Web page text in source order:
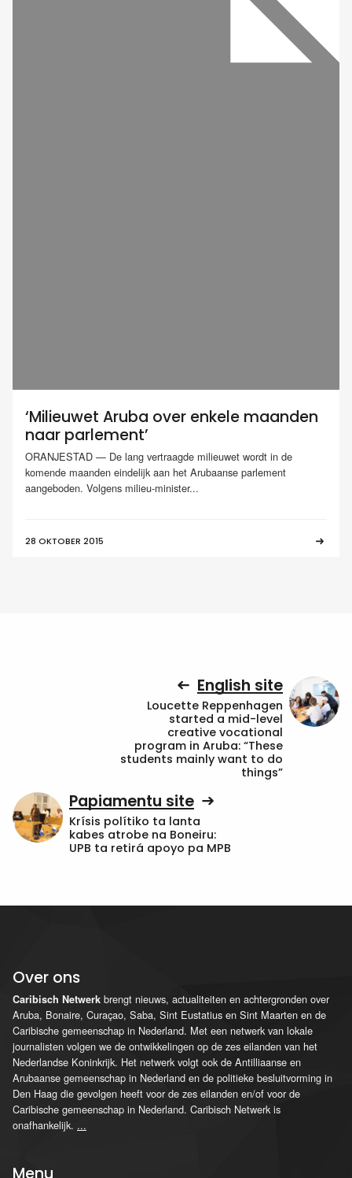
‘Milieuwet Aruba over enkele maanden
naar parlement’
ORANJESTAD — De lang vertraagde milieuwet wordt in de
komende maanden eindelijk aan het Arubaanse parlement
aangeboden. Volgens milieu-minister...
28 OKTOBER 2015
English site
Loucette Reppenhagen
started a mid-level
creative vocational
program in Aruba: “These
students mainly want to do
things”
Papiamentu site
Krísis polítiko ta lanta
kabes atrobe na Boneiru:
UPB ta retirá apoyo pa MPB
Over ons
Caribisch Netwerk brengt nieuws, actualiteiten en achtergronden over
Aruba, Bonaire, Curaçao, Saba, Sint Eustatius en Sint Maarten en de
Caribische gemeenschap in Nederland. Met een netwerk van lokale
journalisten volgen we de ontwikkelingen op de zes eilanden van het
Nederlandse Koninkrijk. Het netwerk volgt ook de Antilliaanse en
Arubaanse gemeenschap in Nederland en de politieke besluitvorming in
Den Haag die gevolgen heeft voor de zes eilanden en/of voor de
Caribische gemeenschap in Nederland. Caribisch Netwerk is
onafhankelijk. ...